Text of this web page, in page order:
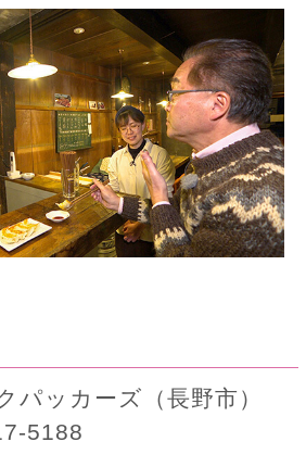
パッカーズ（長野市）
5188